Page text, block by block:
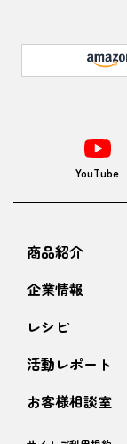
YouTube
商品紹介
企業情報
レシピ
活動レポート
お客様相談室